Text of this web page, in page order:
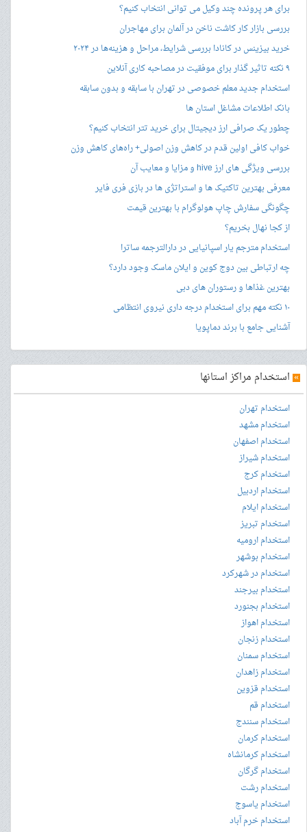
برای هر پرونده چند وکیل می توانی انتخاب کنیم؟
بررسی بازار کار کاشت ناخن در آلمان برای مهاجران
خرید بیزینس در کانادا بررسی شرایط، مراحل و هزینه‌ها در ۲۰۲۴
۹ نکته تاثیر گذار برای موفقیت در مصاحبه کاری آنلاین
استخدام جدید معلم خصوصی در تهران با سابقه و بدون سابقه
بانک اطلاعات مشاغل استان ها
چطور یک صرافی ارز دیجیتال برای خرید تتر انتخاب کنیم؟
خواب کافی اولین قدم در کاهش وزن اصولی+ راه‌های کاهش وزن
بررسی ویژگی های ارز hive و مزایا و معایب آن
معرفی بهترین تاکتیک ها و استراتژی ها در بازی فری فایر
چگونگی سفارش چاپ هولوگرام با بهترین قیمت
از کجا نهال بخریم؟
استخدام مترجم یار اسپانیایی در دارالترجمه ساترا
چه ارتباطی بین دوج کوین و ایلان ماسک وجود دارد؟
بهترین غذاها و رستوران های دبی
۱۰ نکته مهم برای استخدام درجه داری نیروی انتظامی
آشنایی جامع با برند دماپویا
» استخدام مراکز استانها
استخدام تهران
استخدام مشهد
استخدام اصفهان
استخدام شیراز
استخدام کرج
استخدام اردبیل
استخدام ایلام
استخدام تبریز
استخدام ارومیه
استخدام بوشهر
استخدام در شهرکرد
استخدام بیرجند
استخدام بجنورد
استخدام اهواز
استخدام زنجان
استخدام سمنان
استخدام زاهدان
استخدام قزوین
استخدام قم
استخدام سنندج
استخدام کرمان
استخدام کرمانشاه
استخدام گرگان
استخدام رشت
استخدام یاسوج
استخدام خرم آباد